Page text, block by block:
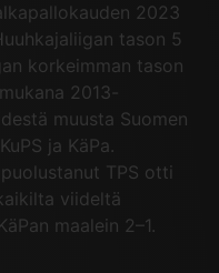
2023
tason 5
korkeimman tason
2013-
muusta Suomen
ja KäPa.
TPS otti
viideltä
maalein 2–1.